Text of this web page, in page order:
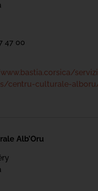
47 00
centru-culturale-
Alb’Oru